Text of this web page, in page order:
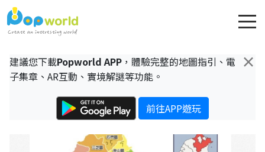
×
建議您下載Popworld APP ，體驗完整的地圖指引、電
子集章、AR互動、實境解謎等功能。
前往APP遊玩